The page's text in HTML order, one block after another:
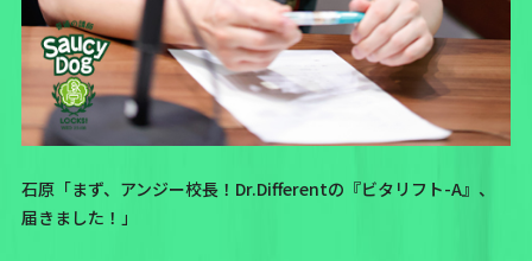
石原「まず、アンジー校長！Dr.Differentの『ビタリフト-A』、
届きました！」